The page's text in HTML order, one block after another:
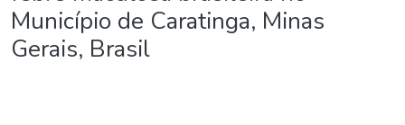
Município de Caratinga, Minas
Gerais, Brasil